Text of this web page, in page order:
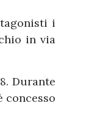
i
in via
Durante
concesso